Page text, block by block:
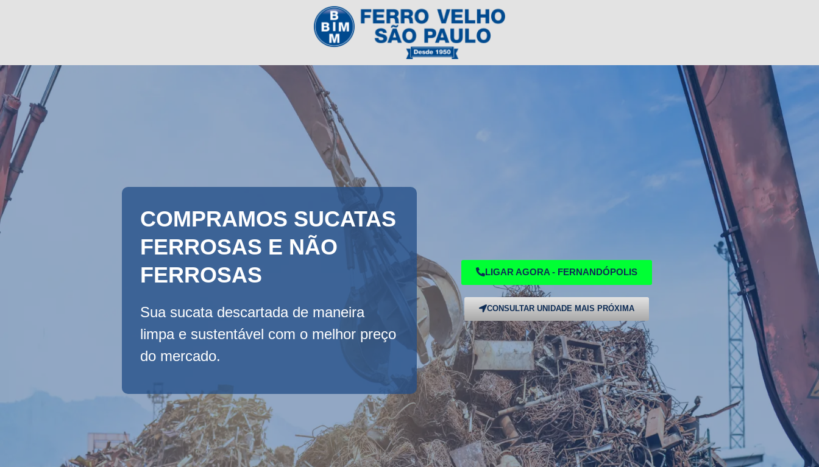
COMPRAMOS SUCATAS
FERROSAS E NÃO
FERROSAS
Sua sucata descartada de maneira
limpa e sustentável com o melhor preço
do mercado.
LIGAR AGORA - FERNANDÓPOLIS
CONSULTAR UNIDADE MAIS PRÓXIMA